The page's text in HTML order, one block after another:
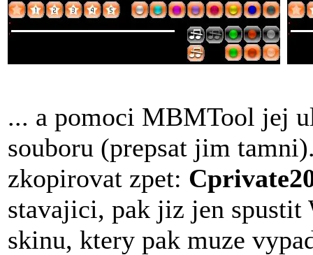
... a pomoci MBMTool jej
souboru (prepsat jim
zkopirovat zpet:
stavajici, pak jiz jen spustit
skinu, ktery pak muze